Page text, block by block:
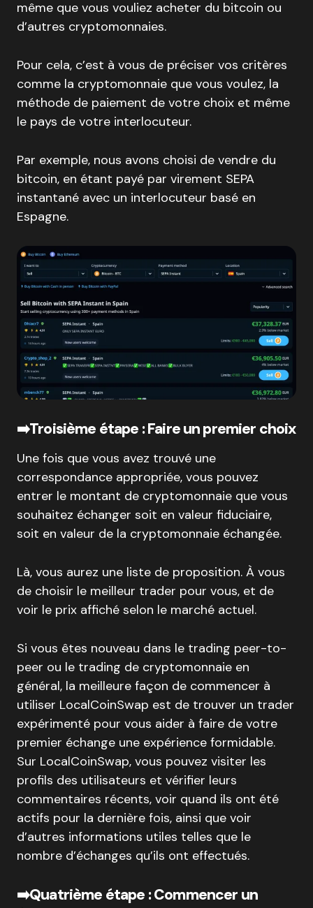
même que vous vouliez acheter du bitcoin ou
d’autres cryptomonnaies.
Pour cela, c’est à vous de préciser vos critères
comme la cryptomonnaie que vous voulez, la
méthode de paiement de votre choix et même
le pays de votre interlocuteur.
Par exemple, nous avons choisi de vendre du
bitcoin, en étant payé par virement SEPA
instantané avec un interlocuteur basé en
Espagne.
➡️Troisième étape : Faire un premier choix
Une fois que vous avez trouvé une
correspondance appropriée, vous pouvez
entrer le montant de cryptomonnaie que vous
souhaitez échanger soit en valeur fiduciaire,
soit en valeur de la cryptomonnaie échangée.
Là, vous aurez une liste de proposition. À vous
de choisir le meilleur trader pour vous, et de
voir le prix affiché selon le marché actuel.
Si vous êtes nouveau dans le trading peer-to-
peer ou le trading de cryptomonnaie en
général, la meilleure façon de commencer à
utiliser LocalCoinSwap est de trouver un trader
expérimenté pour vous aider à faire de votre
premier échange une expérience formidable.
Sur LocalCoinSwap, vous pouvez visiter les
profils des utilisateurs et vérifier leurs
commentaires récents, voir quand ils ont été
actifs pour la dernière fois, ainsi que voir
d’autres informations utiles telles que le
nombre d’échanges qu’ils ont effectués.
➡️Quatrième étape : Commencer un